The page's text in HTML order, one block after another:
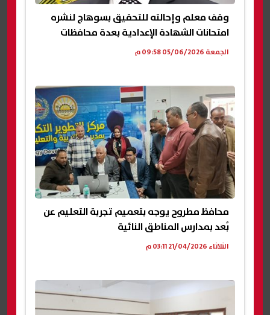
وقف معلم وإحالته للتحقيق بسوهاج لنشره
امتحانات الشهادة الإعدادية بعدة محافظات
الجمعة 05/06/2026 09:58 م
محافظ مطروح يوجه بتعميم تجربة التعليم عن
بُعد بمدارس المناطق النائية
الثلاثاء 21/04/2026 03:11 م